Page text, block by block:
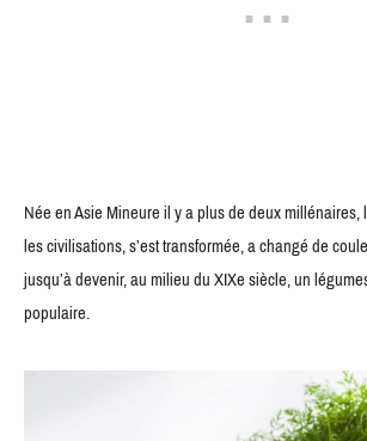
Née en Asie Mineure il y a plus de deux millénaires,
les civilisations, s’est transformée, a changé de
jusqu’à devenir, au milieu du XIXe siècle, un
populaire.